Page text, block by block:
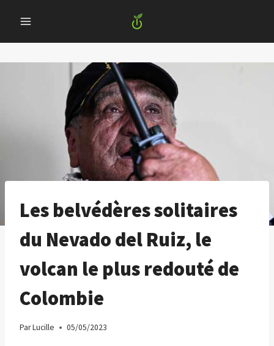
content
Les belvédères solitaires
du Nevado del Ruiz, le
volcan le plus redouté de
Colombie
ParLucille 05/05/2023